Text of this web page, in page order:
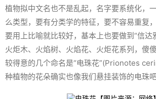
植物拟中文名也不是乱起，名字要系统化，
么类型，要有分类学的特征，要不容易重复
要用上比喻就比较好，基本上也要做到“信达
火炬木、火焰树、火焰花、火炬花系列，傻
较得意的几个命名是“电珠花”(Prionotes
种植物的花朵确实也像我们悬挂装饰的电珠吧